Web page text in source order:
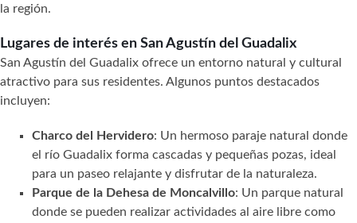
la región.
Lugares de interés en San Agustín del Guadalix
San Agustín del Guadalix ofrece un entorno natural y cultural
atractivo para sus residentes. Algunos puntos destacados
incluyen:
Charco del Hervidero: Un hermoso paraje natural donde
el río Guadalix forma cascadas y pequeñas pozas, ideal
para un paseo relajante y disfrutar de la naturaleza.
Parque de la Dehesa de Moncalvillo: Un parque natural
donde se pueden realizar actividades al aire libre como